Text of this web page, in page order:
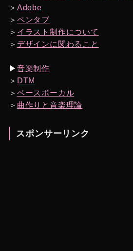
＞ Adobe
＞ ペンタブ
＞ イラスト制作について
＞ デザインに関わること
▶︎ 音楽制作
＞ DTM
＞ ベースボーカル
＞ 曲作りと音楽理論
スポンサーリンク